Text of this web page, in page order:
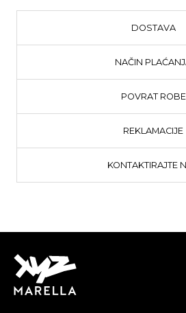
DOSTAVA
NAČIN
POVRAT ROBE
REKLAMACIJE
KONTAKTIRAJTE